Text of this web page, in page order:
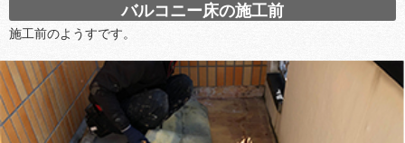
バルコニー床の施工前
施工前のようすです。